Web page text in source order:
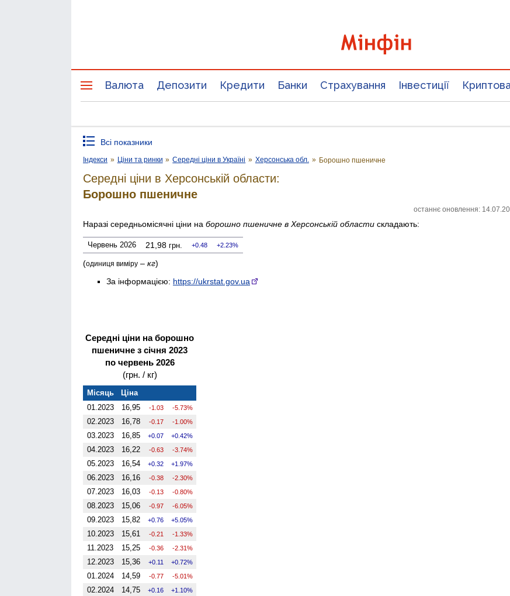
Валюта Депозити Кредити Банки Страхування Інвестиції
Всі показники
Індекси » Ціни та ринки » Середні ціни в Україні » Херсонська обл. » Борошно пшеничне
Середні ціни в Херсонській области:
Борошно пшеничне
останнє оновлення:
Наразі середньомісячні ціни на борошно пшеничне в Херсонській области складають:
Червень 2026 21,98 грн. 0.48 2.23%
(одиниця виміру – кг)
За інформацією: https://ukrstat.gov.ua
Середні ціни на борошно
пшеничне з січня 2023
по червень 2026
(грн. / кг)
Місяць
Ціна
01.2023
16,95 -1.03 -5.73%
02.2023 16,78 -0.17 -1.00%
03.2023 16,85 0.07 0.42%
04.2023 16,22 -0.63 -3.74%
05.2023 16,54 0.32 1.97%
06.2023 16,16 -0.38 -2.30%
07.2023 16,03 -0.13 -0.80%
08.2023 15,06 -0.97 -6.05%
09.2023 15,82 0.76 5.05%
10.2023 15,61 -0.21 -1.33%
11.2023 15,25 -0.36 -2.31%
12.2023 15,36 0.11 0.72%
01.2024 14,59 -0.77 -5.01%
02.2024 14,75 0.16 1.10%